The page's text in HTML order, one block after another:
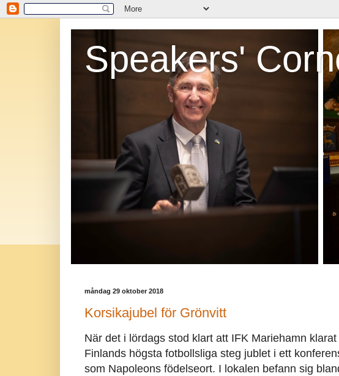
Speakers'
måndag 29 oktober 2018
Korsikajubel för Grönvitt
När det i lördags stod klart att IFK Mariehamn
Finlands högsta fotbollsliga steg jublet i ett
som Napoleons födelseort. I lokalen befann sig